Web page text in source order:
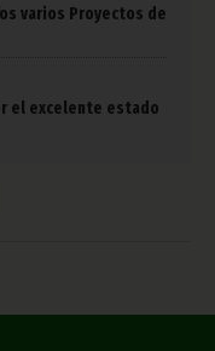
varios Proyectos de
el excelente estado